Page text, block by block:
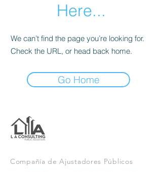
Here...
We can’t find the page you’re looking for.
Check the URL, or head back home.
Go Home
Compañía de Ajustadores Públicos